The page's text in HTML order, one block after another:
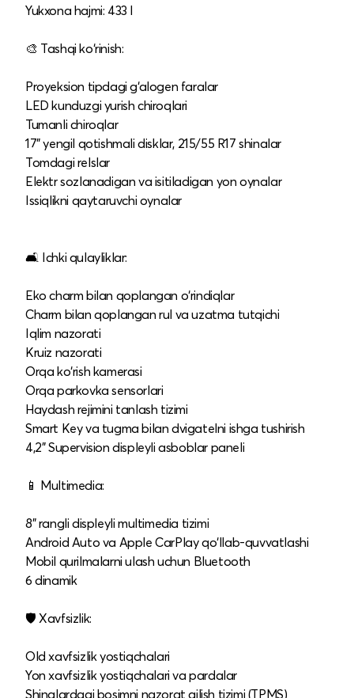
Yukxona hajmi: 433 l
🎨 Tashqi ko‘rinish:
Proyeksion tipdagi g‘alogen faralar
LED kunduzgi yurish chiroqlari
Tumanli chiroqlar
17" yengil qotishmali disklar, 215/55 R17 shinalar
Tomdagi relslar
Elektr sozlanadigan va isitiladigan yon oynalar
Issiqlikni qaytaruvchi oynalar
🛋️ Ichki qulayliklar:
Eko charm bilan qoplangan o‘rindiqlar
Charm bilan qoplangan rul va uzatma tutqichi
Iqlim nazorati
Kruiz nazorati
Orqa ko‘rish kamerasi
Orqa parkovka sensorlari
Haydash rejimini tanlash tizimi
Smart Key va tugma bilan dvigatelni ishga tushirish
4,2" Supervision displeyli asboblar paneli
📱 Multimedia:
8" rangli displeyli multimedia tizimi
Android Auto va Apple CarPlay qo‘llab-quvvatlashi
Mobil qurilmalarni ulash uchun Bluetooth
6 dinamik
🛡️ Xavfsizlik:
Old xavfsizlik yostiqchalari
Yon xavfsizlik yostiqchalari va pardalar
Shinalardagi bosimni nazorat qilish tizimi (TPMS)